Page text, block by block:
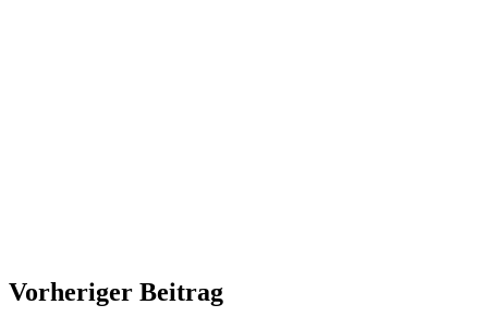
Vorheriger Beitrag